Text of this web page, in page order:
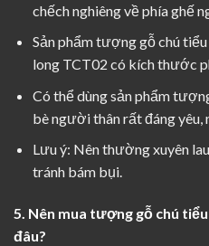
chếch nghiêng về phía ghế
Sản phẩm tượng gỗ chú
long TCT02 có kích thước
Có thể dùng sản phẩm
bè người thân rất đáng yêu,
Lưu ý: Nên thường xuyên
tránh bám bụi.
5. Nên mua tượng gỗ chú
đâu?